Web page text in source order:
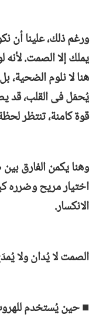
ورغم ذلك، علينا أن
يملك إلا الصمت.
هنا لا نلوم
يُحمَل فى القلب، قد
قوة كامنة، تنتظر
وهنا يكمن الفارق
اختيار مريح وضرره
الانكسار.
الصمت لا يُدان ولا
■ حين يُستخدم